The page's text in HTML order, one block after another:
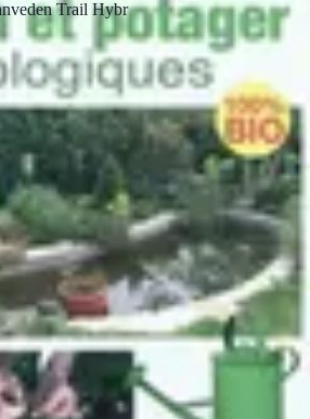
Plantes et ÉcologieChoix des